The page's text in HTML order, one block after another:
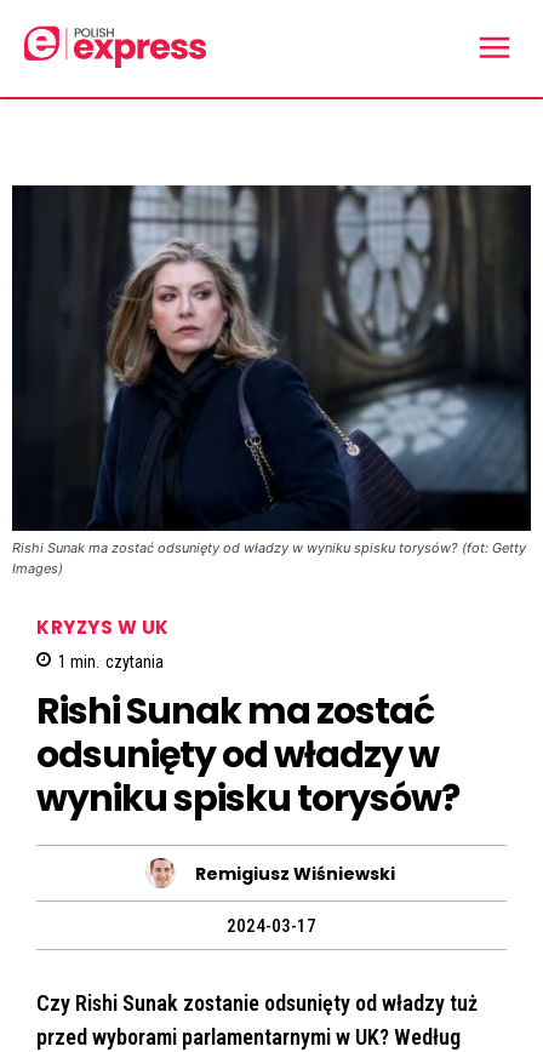
Rishi Sunak ma zostać odsunięty od władzy w wyniku spisku torysów? (fot: Getty
Images)
KRYZYS W UK
1 min. czytania
Rishi Sunak ma zostać
odsunięty od władzy w
wyniku spisku torysów?
Remigiusz Wiśniewski
2024-03-17
Czy Rishi Sunak zostanie odsunięty od władzy tuż
przed wyborami parlamentarnymi w UK? Według